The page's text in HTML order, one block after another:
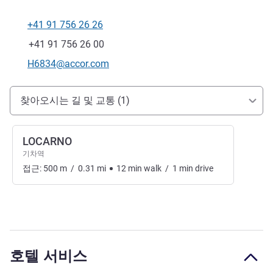
전화
+41 91 756 26 26
팩스
+41 91 756 26 00
E-mail
H6834@accor.com
호텔 접근 및 교통
찾아오시는 길 및 교통 (1)
LOCARNO
기차역
접근: 500 m / 0.31 mi 12 min walk / 1 min drive
호텔 서비스